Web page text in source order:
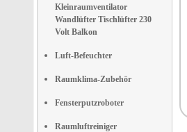
Kleinraumventilator
Wandlüfter Tischlüfter 230
Volt Balkon
Luft-Befeuchter
Raumklima-Zubehör
Fensterputzroboter
Raumluftreiniger